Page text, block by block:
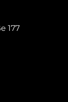
177